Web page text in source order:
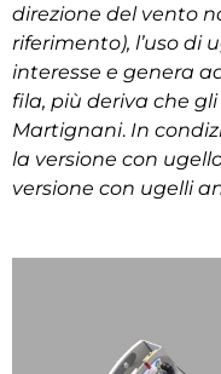
direzione del vento
riferimento), l’uso di
interesse e genera
fila, più deriva che
Martignani. In
la versione con
versione con ugelli